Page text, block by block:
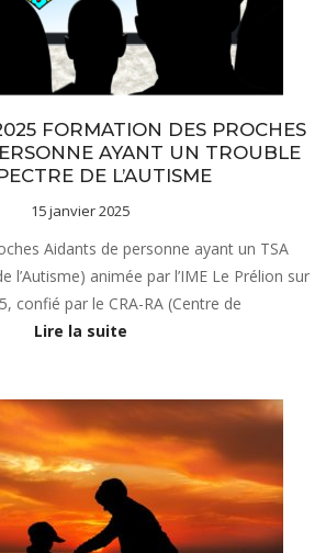
FORMATION DES PROCHES
AYANT UN TROUBLE
DE L’AUTISME
15 janvier 2025
Aidants de personne ayant un TSA
l’Autisme) animée par l’IME Le Prélion sur
confié par le CRA-RA (Centre de
Lire la suite